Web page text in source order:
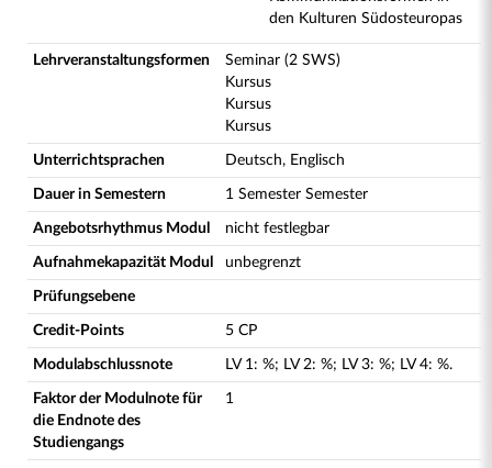
den Kulturen Südosteuropas
Lehrveranstaltungsformen
Seminar (2 SWS)
Kursus
Kursus
Kursus
Unterrichtsprachen Deutsch, Englisch
Dauer in Semestern 1 Semester Semester
Angebotsrhythmus Modul nicht festlegbar
Aufnahmekapazität Modul unbegrenzt
Prüfungsebene
Credit-Points 5 CP
Modulabschlussnote LV 1: %; LV 2: %; LV 3: %; LV 4: %.
Faktor der Modulnote für
die Endnote des
Studiengangs
1